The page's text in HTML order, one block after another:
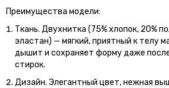
Преимущества модели:
Ткань. Двухнитка (75% хлопок, 20%
эластан) — мягкий, приятный к телу
дышит и сохраняет форму даже
стирок.
Дизайн. Элегантный цвет, нежная